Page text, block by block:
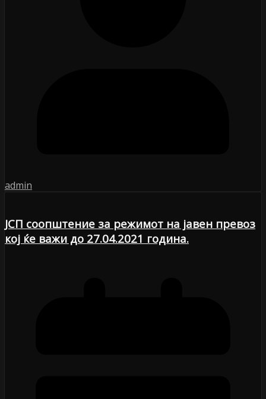
admin
ЈСП соопштение за режимот на јавен превоз
кој ќе важи до 27.04.2021 година.